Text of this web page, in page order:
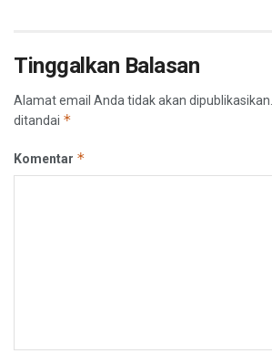
Tinggalkan Balasan
Alamat email Anda tidak akan dipublikasikan.
ditandai *
Komentar *